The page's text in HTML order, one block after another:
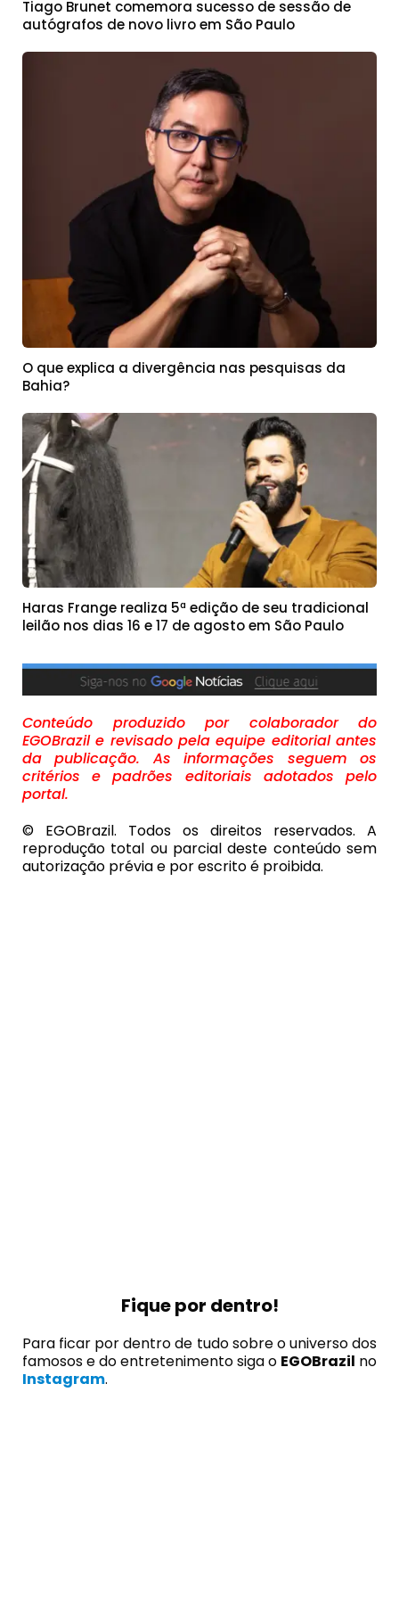
Tiago Brunet comemora sucesso de sessão de
autógrafos de novo livro em São Paulo
O que explica a divergência nas pesquisas da
Bahia?
Haras Frange realiza 5ª edição de seu tradicional
leilão nos dias 16 e 17 de agosto em São Paulo
Conteúdo produzido por colaborador do
EGOBrazil e revisado pela equipe editorial antes
da publicação. As informações seguem os
critérios e padrões editoriais adotados pelo
portal.
© EGOBrazil. Todos os direitos reservados. A
reprodução total ou parcial deste conteúdo sem
autorização prévia e por escrito é proibida.
Fique por dentro!
Para ficar por dentro de tudo sobre o universo dos
famosos e do entretenimento siga o EGOBrazil no
Instagram.